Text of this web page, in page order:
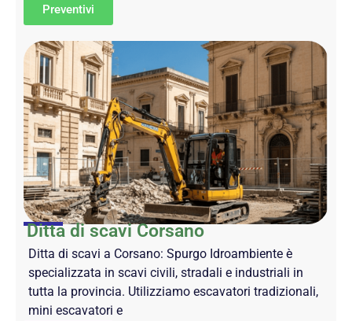
Preventivi
Ditta di scavi Corsano
Ditta di scavi a Corsano: Spurgo Idroambiente è
specializzata in scavi civili, stradali e industriali in
tutta la provincia. Utilizziamo escavatori tradizionali,
mini escavatori e